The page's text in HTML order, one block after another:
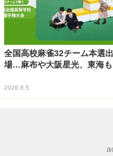
全国高校麻雀32チーム本選出
場…麻布や大阪星光、東海も
2026.8.5